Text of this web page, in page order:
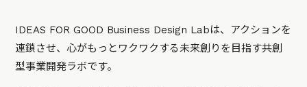
IDEAS FOR GOOD Business Design Labは、アクションを
連鎖させ、心がもっとワクワクする未来創りを目指す共創
型事業開発ラボです。